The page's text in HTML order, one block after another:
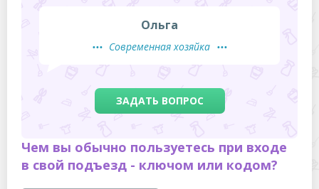
Ольга
Современная хозяйка
ЗАДАТЬ ВОПРОС
Чем вы обычно пользуетесь при входе
в свой подъезд - ключом или кодом?